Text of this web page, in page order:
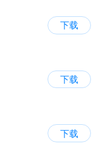
下载
下载
下载